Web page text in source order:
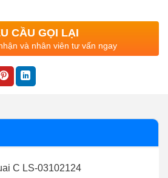
CẦU GỌI LẠI
và nhân viên tư vấn ngay
C LS-03102124